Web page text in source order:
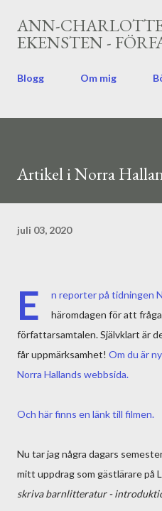
Fortsätt till
ANN-
EKENSTEN -
Blogg Om mig
Artikel i Norra
juli 03, 2020
E
n reporter på tidningen
häromdagen för att
författarsamtalen. Självklart är
får uppmärksamhet! Om du är
Norra Hallands webbsida.
Och här finns en länk till filmen.
Nu tar jag några dagars
mitt uppdrag som gästlärare på
skriva barnlitteratur -